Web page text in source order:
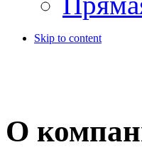
Skip to content
О